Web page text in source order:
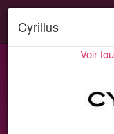
Cyrillus
Voir